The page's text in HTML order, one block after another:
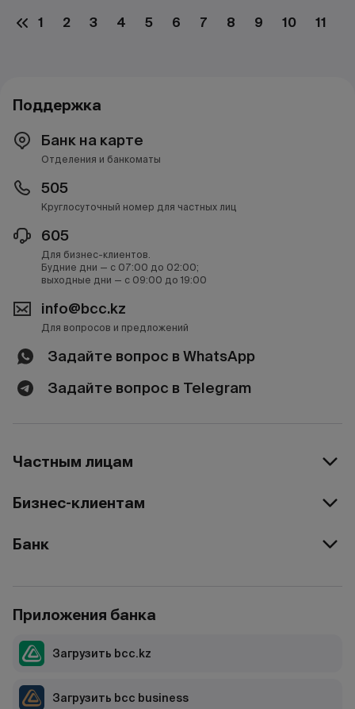
1 2 3 4 5 6 7 8 9 10 11
Поддержка
Банк на карте
Отделения и банкоматы
505
Круглосуточный номер для частных лиц
605
Для бизнес-клиентов.
Будние дни — с 07:00 до 02:00;
выходные дни — с 09:00 до 19:00
info@bcc.kz
Для вопросов и предложений
Задайте вопрос в WhatsApp
Задайте вопрос в Telegram
Частным лицам
Бизнес-клиентам
Банк
Приложения банка
Загрузить bcc.kz
Загрузить bcc business